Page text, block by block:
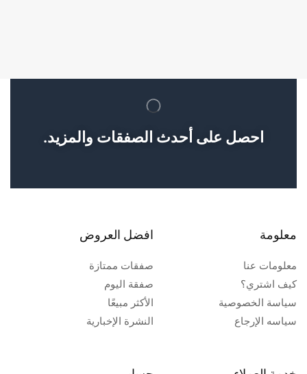
احصل على أحدث الصفقات والمزيد.
معلومة
معلومات عنا
كيف اشتري؟
سياسة الخصوصية
سياسه الإرجاع
افضل العروض
صفقات ممتازة
صفقة اليوم
الأكثر مبيعًا
النشرة الإخبارية